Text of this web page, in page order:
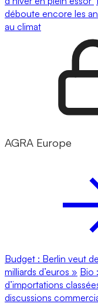
déboute encore les
au climat
AGRA Europe
Budget : Berlin veut
milliards d’euros » Bio
d’importations
discussions